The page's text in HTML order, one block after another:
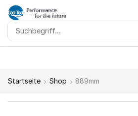
Startseite Shop 889mm